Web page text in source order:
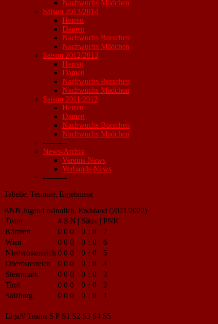
Nachwuchs Mädchen
Saison 2013/2014
Herren
Damen
Nachwuchs Burschen
Nachwuchs Mädchen
Saison 2012/2013
Herren
Damen
Nachwuchs Burschen
Nachwuchs Mädchen
Saison 2011/2012
Herren
Damen
Nachwuchs Burschen
Nachwuchs Mädchen
----------
News-Archiv
Vereins-News
Verbands-News
----------
Tabelle, Termine, Ergebnisse
BNB Jugend männlich, Endstand (2021/2022)
Team
# S N | Sätze | PNK
Kärnten
0 0 0 0 : 0
7
Wien
0 0 0 0 : 0
6
Niederösterreich 0 0 0 0 : 0
5
Oberösterreich
0 0 0 0 : 0
4
Steiermark
0 0 0 0 : 0
3
Tirol
0 0 0 0 : 0
2
Salzburg
0 0 0 0 : 0 1
Liga/# Teams S P S1 S2 S3 S4 S5